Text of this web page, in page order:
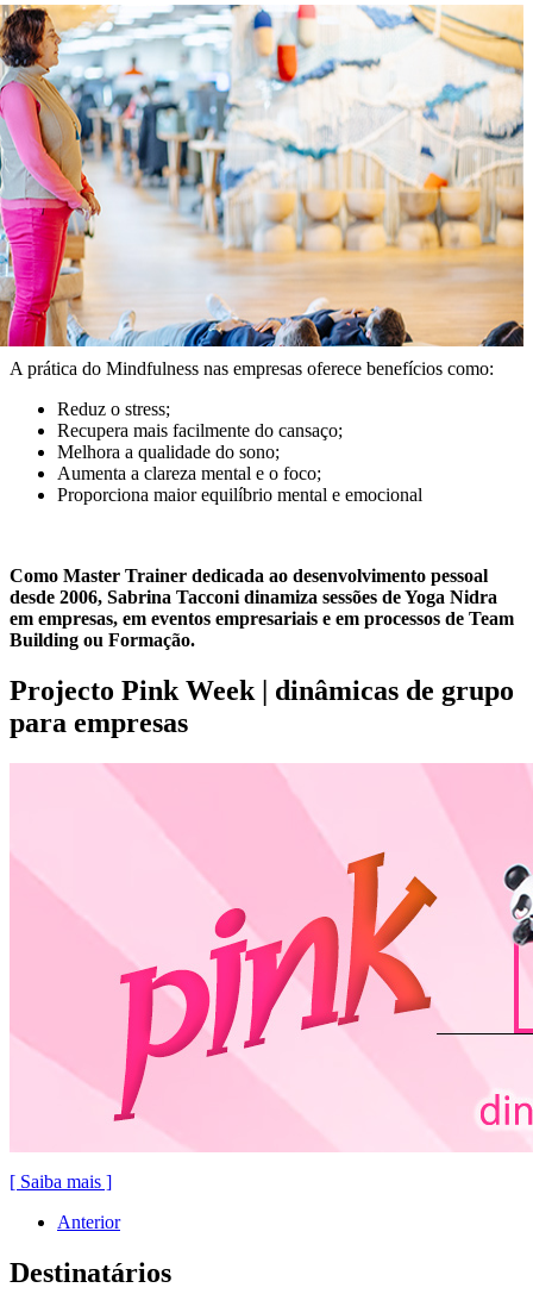
A prática do Mindfulness nas empresas oferece benefícios como:
Reduz o stress;
Recupera mais facilmente do cansaço;
Melhora a qualidade do sono;
Aumenta a clareza mental e o foco;
Proporciona maior equilíbrio mental e emocional
Como Master Trainer dedicada ao desenvolvimento pessoal
desde 2006, Sabrina Tacconi dinamiza sessões de Yoga Nidra
em empresas, em eventos empresariais e em processos de Team
Building ou Formação.
Projecto Pink Week | dinâmicas de grupo
para empresas
[ Saiba mais ]
Anterior
Destinatários